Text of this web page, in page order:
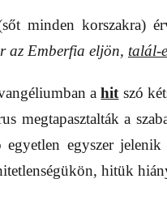
minden korszakra)
az Emberfia eljön, talál-
ahitszó
megtapasztalták a
egyszer
hitük